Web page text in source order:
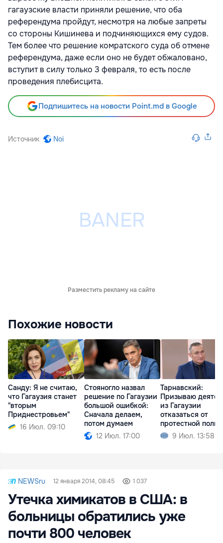
гагаузские власти приняли решение, что оба
референдума пройдут, несмотря на любые запреты
со стороны Кишинева и подчиняющихся ему судов.
Тем более что решение комратского суда об отмене
референдума, даже если оно не будет обжаловано,
вступит в силу только 3 февраля, то есть после
проведения плебисцита.
Подпишитесь на новости Point.md в Google
Источник Noi
Разместить рекламу на сайте
Похожие новости
Санду: Я не считаю,
что Гагаузия станет
"вторым
Приднестровьем"
16 Июл. 09:10
Стояногло назвал
решение по Гагаузии
большой ошибкой:
Сначала делаем,
потом думаем
12 Июл. 17:00
Тарнавский:
Призываю
из Гагаузии
отказаться от
протестной
9 Июл. 13:58
NEWSru 12 января 2014, 08:45 1 037
Утечка химикатов в США: в
больницы обратились уже
почти 800 человек